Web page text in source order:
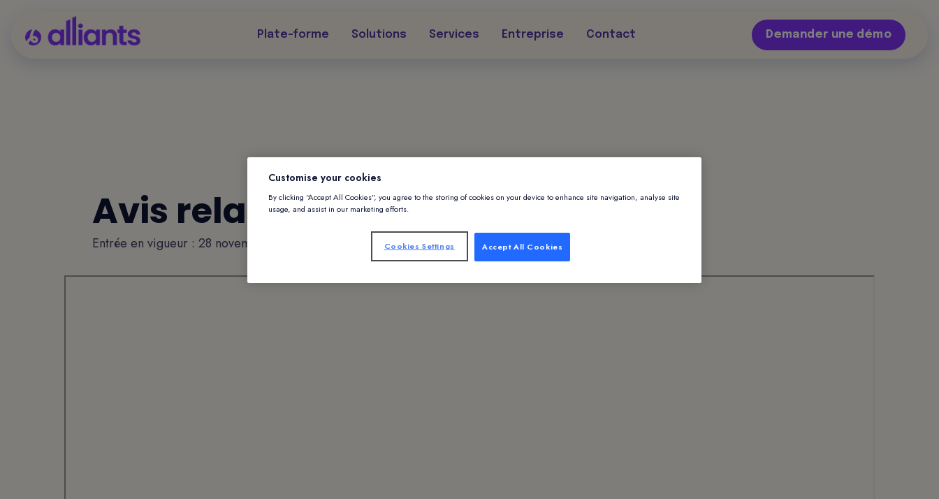
Plate-forme Solutions Services Entreprise Contact Demander une démo
Avis relatif Alliants
Entrée en vigueur : 28 novembre 2025
Customise your cookies
By clicking “Accept All Cookies”, you agree to the storing of cookies on your device to enhance site navigation, analyse site
usage, and assist in our marketing efforts.
Accept All Cookies
Cookies Settings